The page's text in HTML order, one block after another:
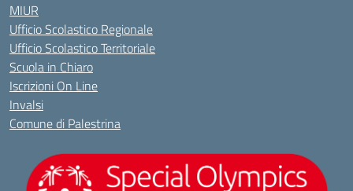
MIUR
Ufficio Scolastico Regionale
Ufficio Scolastico Territoriale
Scuola in Chiaro
Iscrizioni On Line
Invalsi
Comune di Palestrina